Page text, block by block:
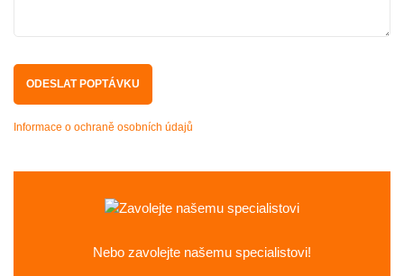
Informace o ochraně osobních údajů
Nebo zavolejte našemu specialistovi!